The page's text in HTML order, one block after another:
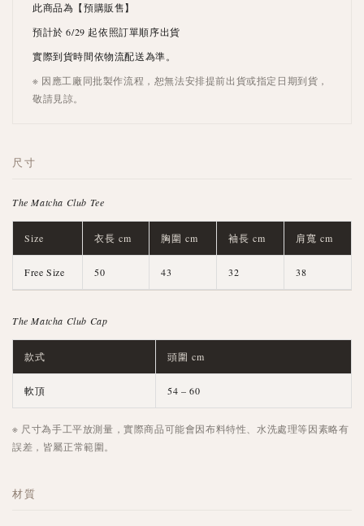
此商品為【預購販售】
預計於 6/29 起依照訂單順序出貨
實際到貨時間依物流配送為準。
※ 因應工廠同批製作流程，恕無法安排提前出貨或指定日期到貨，
敬請見諒。
尺寸
The Matcha Club Tee
Size 衣長 cm 胸圍 cm 袖長 cm 肩寬 cm
Free Size 50 43 32 38
The Matcha Club Cap
款式 頭圍 cm
軟頂 54 – 60
※ 尺寸為手工平放測量，實際商品可能會因布料特性、水洗處理等因素略有
誤差，皆屬正常範圍。
材質